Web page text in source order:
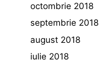
octombrie 2018
septembrie 2018
august 2018
iulie 2018